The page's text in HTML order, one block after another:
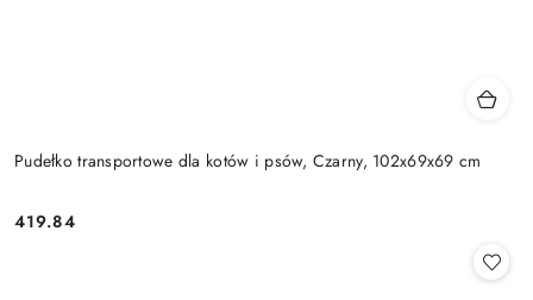
Pudełko transportowe dla kotów i psów, Czarny, 102x69x69 cm
Cena:
419.84